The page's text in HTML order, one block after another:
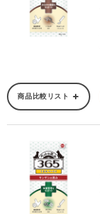
商品比較リスト